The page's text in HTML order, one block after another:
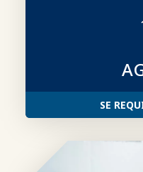
de candidaturas y
SE